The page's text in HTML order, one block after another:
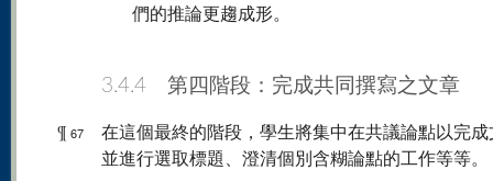
們的推論更趨成形。
3.4.4 第四階段：完成共同撰寫之文章
¶ 67
在這個最終的階段，學生將集中在共議論點以完
並進行選取標題、澄清個別含糊論點的工作等等。